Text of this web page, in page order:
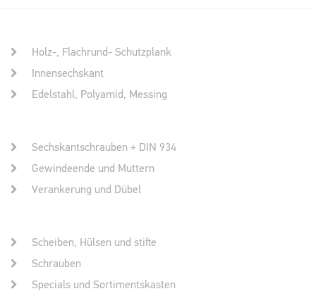
Holz-, Flachrund- Schutzplank
Innensechskant
Edelstahl, Polyamid, Messing
Sechskantschrauben + DIN 934
Gewindeende und Muttern
Verankerung und Dübel
Scheiben, Hülsen und stifte
Schrauben
Specials und Sortimentskasten